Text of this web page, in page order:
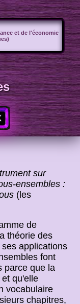
et de l'économie
sur
ensembles :
(les
de
théorie des
applications
font
parce que la
qu'elle
vocabulaire
chapitres,